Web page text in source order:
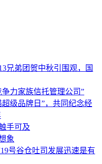
兄弟团贺中秋引围观，国
力家族信托管理公司”
级品牌日”，共同纪念经
手可及
象
号谷仓吐司发展迅速是有